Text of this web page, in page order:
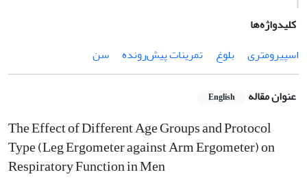
کلیدواژه‌ها
اسپیرومتری
بلوغ تمرینات پیش‌رونده سن
عنوان مقاله English
The Effect of Different Age Groups and Protocol
Type (Leg Ergometer against Arm Ergometer) on
Respiratory Function in Men